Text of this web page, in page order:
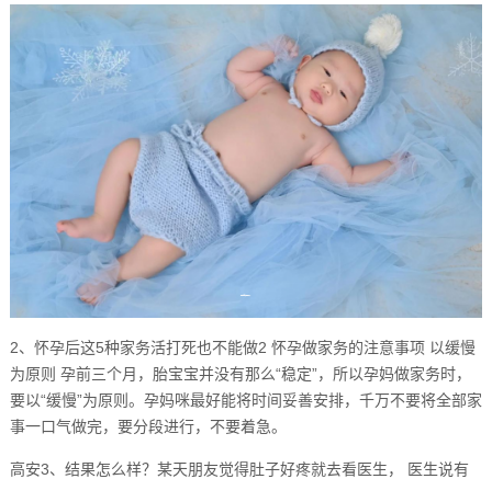
2、怀孕后这5种家务活打死也不能做2 怀孕做家务的注意事项 以缓慢
为原则 孕前三个月，胎宝宝并没有那么“稳定”，所以孕妈做家务时，
要以“缓慢”为原则。孕妈咪最好能将时间妥善安排，千万不要将全部家
事一口气做完，要分段进行，不要着急。
高安3、结果怎么样？某天朋友觉得肚子好疼就去看医生， 医生说有